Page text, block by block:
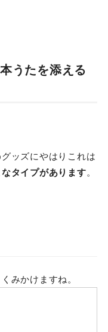
うたを添える
ッズにやはりこれは
タイプがあります。
みかけますね。